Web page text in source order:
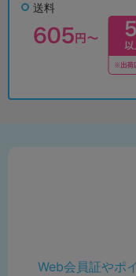
送料
Web会員証やポ